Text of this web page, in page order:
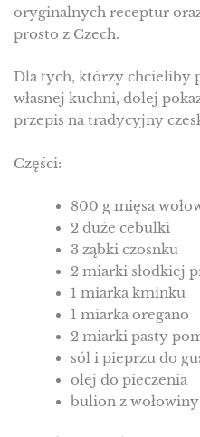
oryginalnych receptur
prosto z Czech.
Dla tych, którzy chcieliby
własnej kuchni, dolej
przepis na tradycyjny
Części:
800 g mięsa
2 duże cebulki
3 ząbki czosnku
2 miarki słodkiej
1 miarka kminku
1 miarka oregano
2 miarki pasty
sól i pieprzu do
olej do pieczenia
bulion z